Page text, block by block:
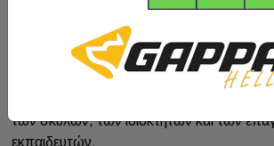
Από το 1992 η Gappay σχεδιάζει και
που πιστεύουμε ότι είναι "ένα βήμα
ποτέ δεν έχει σταματήσει να κοιτάει προς
των σκύλων, των ιδιοκτητών και των
εκπαιδευτών.